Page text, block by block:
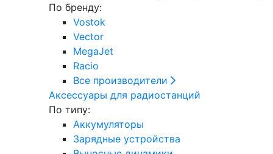
По бренду:
Vostok
Vector
MegaJet
Racio
Все производители
Аксессуары для радиостанций
По типу:
Аккумуляторы
Зарядные устройства